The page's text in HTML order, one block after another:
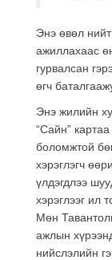
Энэ өвөл
ажиллахаас
гурвалсан
өгч
Энэ жилийн
“Сайн”
боломжтой
хэрэглэгч
үлдэгдлээ
хэрэглээг ил
Мөн
ажлын
нийслэлийн